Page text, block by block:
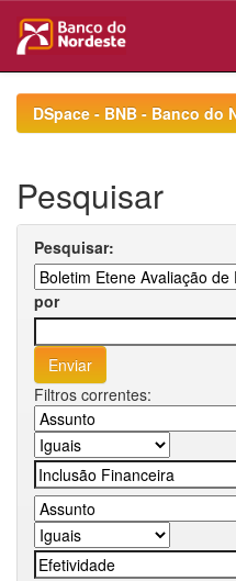
navigationDSpace - BNB - Banco do
Pesquisar
Pesquisar:
por
Filtros correntes: